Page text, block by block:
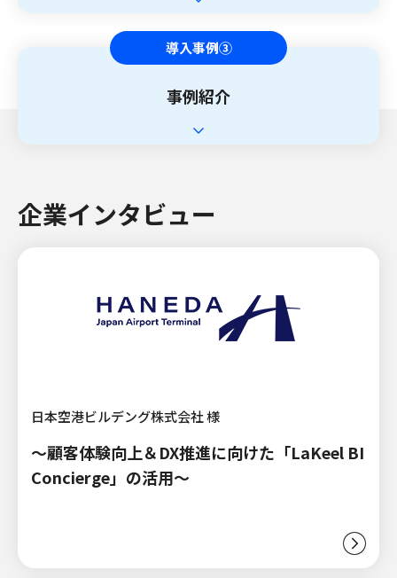
導入事例③
事例紹介
企業インタビュー
日本空港ビルデング株式会社 様
～顧客体験向上＆DX推進に向けた「LaKeel BI
Concierge」の活用～